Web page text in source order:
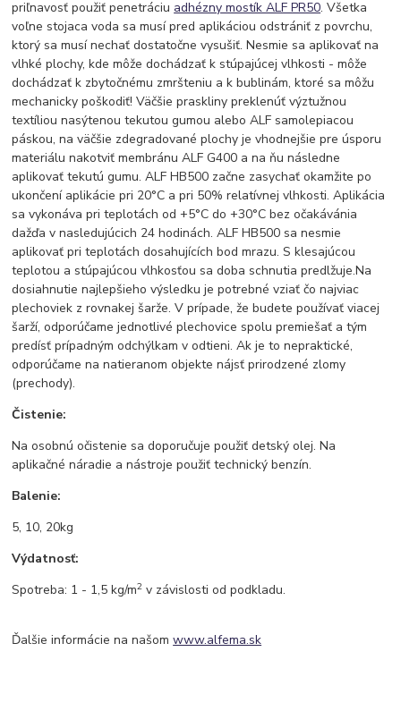
priľnavosť použiť penetráciu adhézny mostík ALF PR50. Všetka
voľne stojaca voda sa musí pred aplikáciou odstrániť z povrchu,
ktorý sa musí nechať dostatočne vysušiť. Nesmie sa aplikovať na
vlhké plochy, kde môže dochádzať k stúpajúcej vlhkosti - môže
dochádzať k zbytočnému zmršteniu a k bublinám, ktoré sa môžu
mechanicky poškodiť! Väčšie praskliny preklenúť výztužnou
textíliou nasýtenou tekutou gumou alebo ALF samolepiacou
páskou, na väčšie zdegradované plochy je vhodnejšie pre úsporu
materiálu nakotviť membránu ALF G400 a na ňu následne
aplikovať tekutú gumu. ALF HB500 začne zasychať okamžite po
ukončení aplikácie pri 20°C a pri 50% relatívnej vlhkosti. Aplikácia
sa vykonáva pri teplotách od +5°C do +30°C bez očakávánia
dažďa v nasledujúcich 24 hodinách. ALF HB500 sa nesmie
aplikovať pri teplotách dosahujících bod mrazu. S klesajúcou
teplotou a stúpajúcou vlhkosťou sa doba schnutia predlžuje.Na
dosiahnutie najlepšieho výsledku je potrebné vziať čo najviac
plechoviek z rovnakej šarže. V prípade, že budete používať viacej
šarží, odporúčame jednotlivé plechovice spolu premiešať a tým
predísť prípadným odchýlkam v odtieni. Ak je to nepraktické,
odporúčame na natieranom objekte nájsť prirodzené zlomy
(prechody).
Čistenie:
Na osobnú očistenie sa doporučuje použiť detský olej. Na
aplikačné náradie a nástroje použiť technický benzín.
Balenie:
5, 10, 20kg
Výdatnosť:
Spotreba: 1 - 1,5 kg/m2 v závislosti od podkladu.
Ďalšie informácie na našomwww.alfema.sk